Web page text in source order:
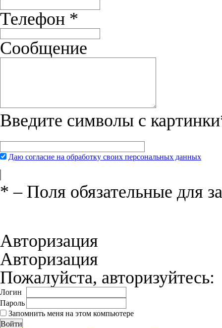
Телефон *
Сообщение
Введите символы с картинки
Даю согласие на обработку своих персональных данных
* – Поля обязательные для
Авторизация
Авторизация
Пожалуйста, авторизуйтесь:
Логин
Пароль
Запомнить меня на этом компьютере